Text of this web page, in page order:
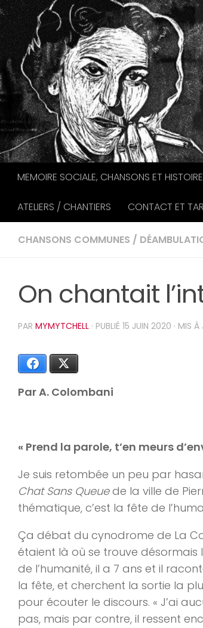
Au dessous du contenu
MEMOIRE SOCIALE, CHANSONS ET
ATELIERS / CHANTIERS CONTACT ET
CHANSONS COMMUNES /
On chantait
PAR MYMYTCHELL · PUBLIÉ 15 JUIN 2020 · MIS À
Facebook
Par A. Colombani
« Prend la parole, t’en meurs
Je suis retombée un peu par
Chat Sans Queuede la ville de
thématique, c’est la fête de
Ça débat du cynodrome de La
étaient là où se trouve désormais
de l’humanité, il a 7 ans et il
la fête, et cherchent la sortie la
pour écouter le discours. « J’ai
pas, mais par contre, il ressent